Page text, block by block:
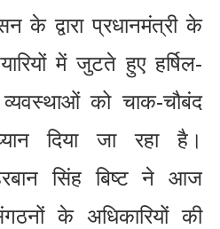
के द्वारा प्रधानमंत्री के
में जुटते हुए हर्षिल-
को चाक-चौबंद
दिया जा रहा है।
सिंह बिष्ट ने आज
के अधिकारियों की